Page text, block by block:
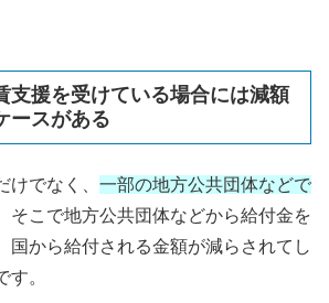
支援を受けている場合には減額
ースがある
けでなく、 一部の地方公共団体などで
そこで地方公共団体などから給付金を
国から給付される金額が減らされてし
す。